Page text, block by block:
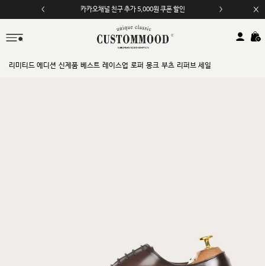
카카오채널 친구 추가 5,000원 쿠폰 할인
리미티드 에디션 신제품 베스트 레이스업 로퍼 몽크 부츠 리퍼브 세일